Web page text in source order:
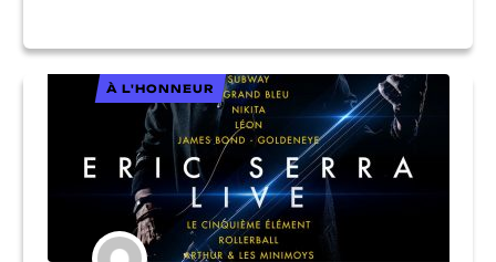
À L'HONNEUR